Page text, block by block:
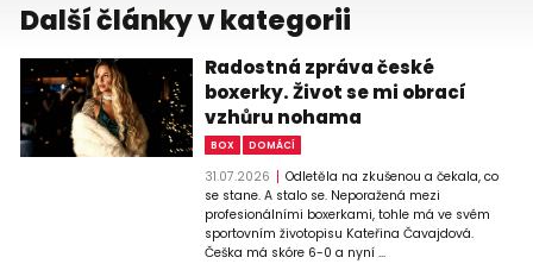
Další články v kategorii
Radostná zpráva české
boxerky. Život se mi obrací
vzhůru nohama
BOX DOMÁCÍ
31.07.2026
Odletěla na zkušenou a čekala, co
se stane. A stalo se. Neporažená mezi
profesionálními boxerkami, tohle má ve svém
sportovním životopisu Kateřina Čavajdová.
Češka má skóre 6-0 a nyní ...